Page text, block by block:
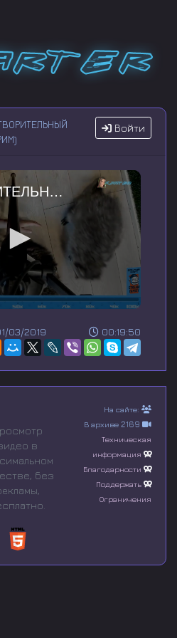
Войти
БЛАГОТВОРИТЕЛЬНЫЙ СТРИМ ДОБРЫЙ МАРТ (!СТРИМ)
00:19:50
03/2019
в
без
На сайте:
В архиве 2169
Техническая
информация
Благодарности
Поддержать
Ограничения